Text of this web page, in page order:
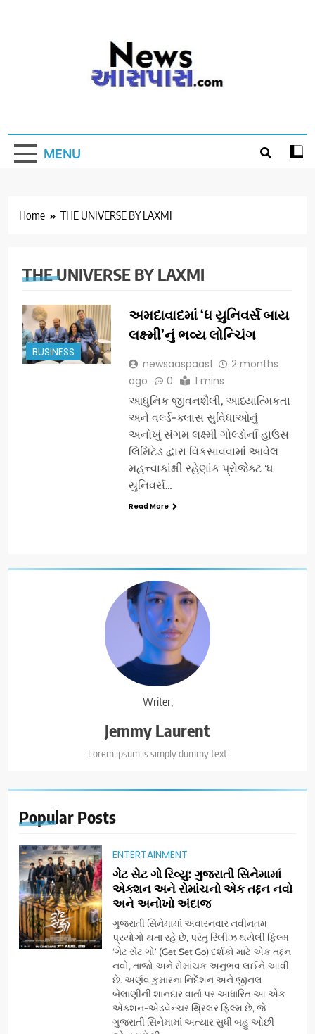
MENU
Home THE UNIVERSE BY LAXMI
Writer,
Jemmy Laurent
Lorem ipsum is simply dummy text
Popular Posts
ENTERTAINMENT
ગેટ સેટ ગો રિવ્યુ: ગુજરાતી સિનેમામાં
એક્શન અને રોમાંચનો એક તદ્દન નવો
અને અનોખો અંદાજ
ગુજરાતી સિનેમામાં અવારનવાર નવીનતમ
પ્રયોગો થતા રહે છે, પરંતુ રિલીઝ થયેલી ફિલ્મ
‘ગેટ સેટ ગો’ (Get Set Go) દર્શકો માટે એક તદ્દન
નવો, તાજો અને રોમાંચક અનુભવ લઈને આવી
છે. અર્ણવ કુમારના નિર્દેશન અને જીનલ
બેલાણીની શાનદાર વાર્તા પર આધારિત આ એક
એક્શન-એડવેન્ચર થ્રિલર ફિલ્મ છે, જે
ગુજરાતી સિનેમામાં અત્યાર સુધી બહુ ઓછી
THE UNIVERSE BY LAXMI
BUSINESS
અમદાવાદમાં ‘ધ યુનિવર્સ બાય
લક્ષ્મી’નું ભવ્ય લોન્ચિંગ
newsaaspaas1
2 months
ago
0 1 mins
આધુનિક જીવનશૈલી, આધ્યાત્મિકતા
અને વર્લ્ડ-ક્લાસ સુવિધાઓનું
અનોખું સંગમ લક્ષ્મી ગોલ્ડોર્ના હાઉસ
લિમિટેડ દ્વારા વિકસાવવામાં આવેલ
મહત્ત્વાકાંક્ષી રહેણાંક પ્રોજેક્ટ ‘ધ
યુનિવર્સ…
Read More